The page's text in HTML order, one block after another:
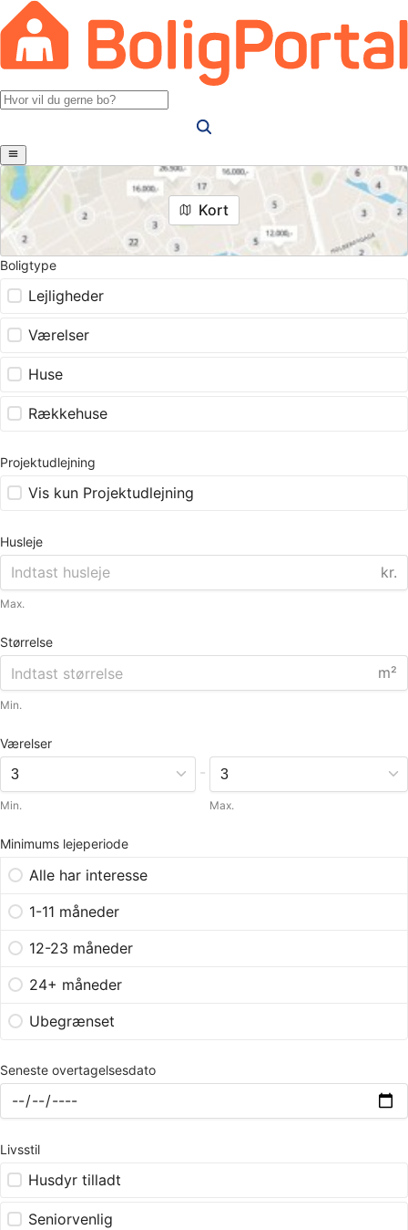
Kort
Boligtype
Lejligheder
Værelser
Huse
Rækkehuse
Projektudlejning
Vis kun Projektudlejning
Husleje
kr.
Max.
Størrelse
m²
Min.
Værelser
Min.
-
Max.
Minimums lejeperiode
Alle har interesse
1-11 måneder
12-23 måneder
24+ måneder
Ubegrænset
Seneste overtagelsesdato
Livsstil
Husdyr tilladt
Seniorvenlig